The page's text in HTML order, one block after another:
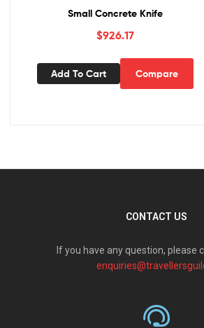
Small Concrete Knife
$926.17
Add To Cart Compare
CONTACT US
If you have any question, please